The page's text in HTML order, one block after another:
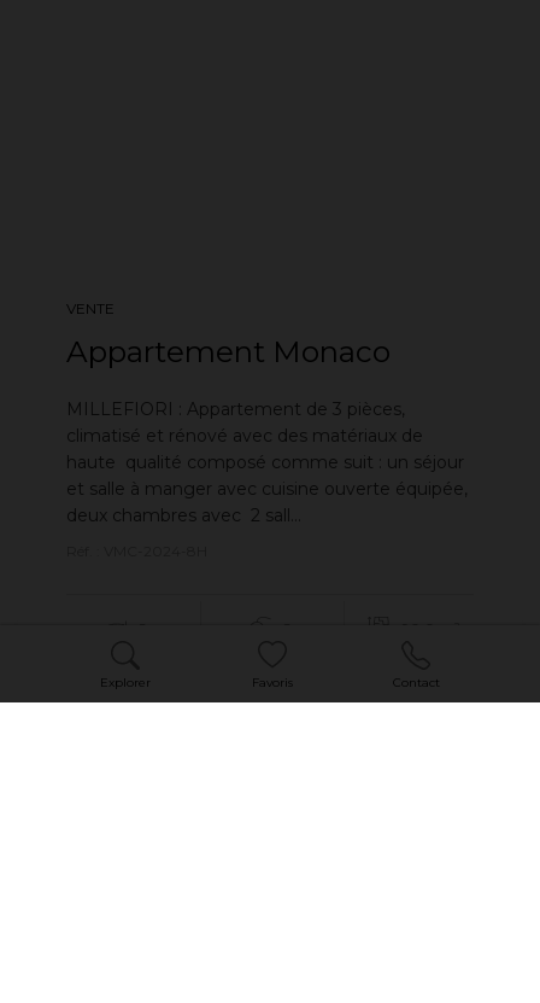
VENTE
Appartement Monaco
MILLEFIORI : Appartement de 3 pièces,
climatisé et rénové avec des matériaux de
haute qualité composé comme suit : un séjour
et salle à manger avec cuisine ouverte équipée,
deux chambres avec 2 sall...
5 800 000 €
Explorer Favoris Contact